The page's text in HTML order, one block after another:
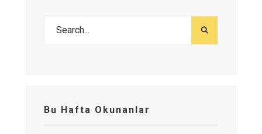
Bu Hafta Okunanlar